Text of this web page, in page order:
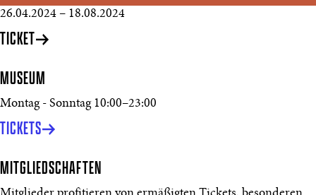
26.04.2024 – 18.08.2024
TICKET
MUSEUM
Montag - Sonntag 10:00–23:00
TICKETS
MITGLIEDSCHAFTEN